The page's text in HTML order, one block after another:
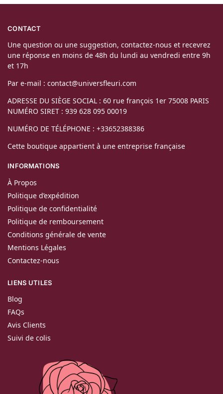
CONTACT
Une question ou une suggestion, contactez-nous et recevrez
une réponse en moins de 48h du lundi au vendredi entre 9h
et 17h
Par e-mail : contact@universfleuri.com
ADRESSE DU SIÈGE SOCIAL : 60 rue françois 1er 75008 PARIS
NUMÉRO SIRET : 939 628 095 00019
NUMÉRO DE TÉLÉPHONE : +33652388386
Cette boutique appartient à une entreprise française
INFORMATIONS
À Propos
Politique d’expédition
Politique de confidentialité
Politique de remboursement
Conditions générale de vente
Mentions Légales
Contactez-nous
LIENS UTILES
Blog
FAQs
Avis Clients
Suivi de colis